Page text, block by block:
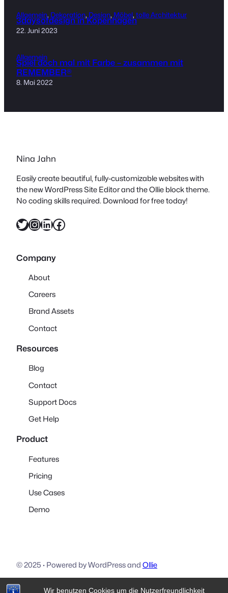
Wir benutzen Cookies um die Nutzerfreundlichkeit
Allgemein, Dekoration, Design, Möbel, tolle Architektur
3daysofdesign in Kopenhagen
22. Juni 2023
Allgemein
Spiel doch mal mit Farbe – zusammen mit
REMEMBER®
8. Mai 2022
Nina Jahn
Easily create beautiful, fully-customizable websites with
the new WordPress Site Editor and the Ollie block theme.
No coding skills required. Download for free today!
Twitter InstagramLinkedIn Facebook
Company
About
Careers
Brand Assets
Contact
Resources
Blog
Contact
Support Docs
Get Help
Product
Features
Pricing
Use Cases
Demo
© 2025 · Powered by WordPress and Ollie
DownloadVisit OllieVisit Mike